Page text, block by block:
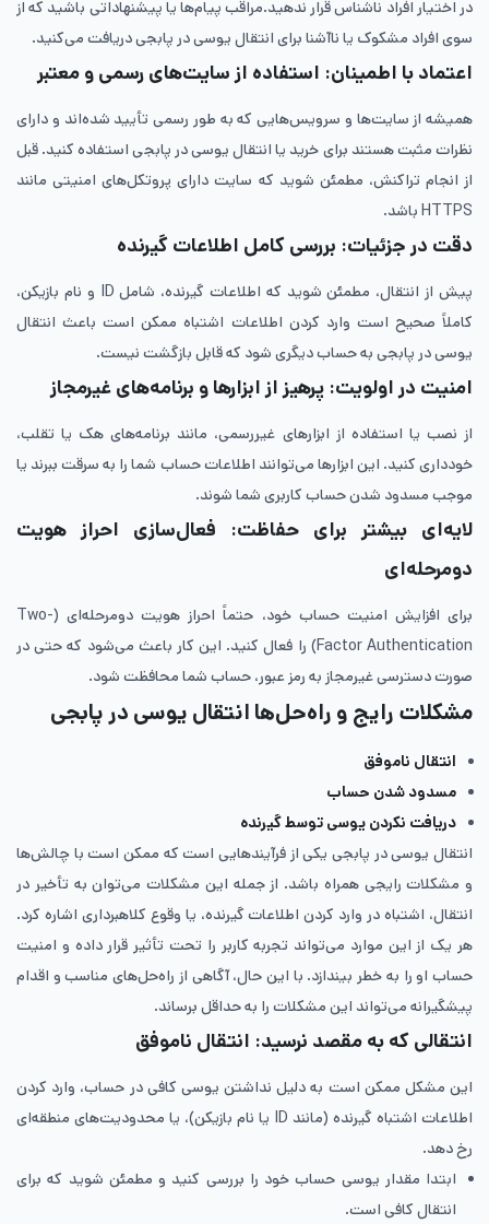
در اختیار افراد ناشناس قرار ندهید.مراقب پیام‌ها یا پیشنهاداتی باشید که از
سوی افراد مشکوک یا ناآشنا برای انتقال یوسی در پابجی دریافت می‌کنید.
اعتماد با اطمینان: استفاده از سایت‌های رسمی و معتبر
همیشه از سایت‌ها و سرویس‌هایی که به طور رسمی تأیید شده‌اند و دارای
نظرات مثبت هستند برای خرید یا انتقال یوسی در پابجی استفاده کنید. قبل
از انجام تراکنش، مطمئن شوید که سایت دارای پروتکل‌های امنیتی مانند
HTTPS باشد.
دقت در جزئیات: بررسی کامل اطلاعات گیرنده
پیش از انتقال، مطمئن شوید که اطلاعات گیرنده، شامل ID و نام بازیکن،
کاملاً صحیح است وارد کردن اطلاعات اشتباه ممکن است باعث انتقال
یوسی در پابجی به حساب دیگری شود که قابل بازگشت نیست.
امنیت در اولویت: پرهیز از ابزارها و برنامه‌های غیرمجاز
از نصب یا استفاده از ابزارهای غیررسمی، مانند برنامه‌های هک یا تقلب،
خودداری کنید. این ابزارها می‌توانند اطلاعات حساب شما را به سرقت ببرند یا
موجب مسدود شدن حساب کاربری شما شوند.
لایه‌ای بیشتر برای حفاظت: فعال‌سازی احراز هویت
دومرحله‌ای
برای افزایش امنیت حساب خود، حتماً احراز هویت دومرحله‌ای (Two-
Factor Authentication) را فعال کنید. این کار باعث می‌شود که حتی در
صورت دسترسی غیرمجاز به رمز عبور، حساب شما محافظت شود.
مشکلات رایج و راه‌حل‌ها انتقال یوسی در پابجی
انتقال ناموفق
مسدود شدن حساب
دریافت نکردن یوسی توسط گیرنده
انتقال یوسی در پابجی یکی از فرآیندهایی است که ممکن است با چالش‌ها
و مشکلات رایجی همراه باشد. از جمله این مشکلات می‌توان به تأخیر در
انتقال، اشتباه در وارد کردن اطلاعات گیرنده، یا وقوع کلاهبرداری اشاره کرد.
هر یک از این موارد می‌تواند تجربه کاربر را تحت تأثیر قرار داده و امنیت
حساب او را به خطر بیندازد. با این حال، آگاهی از راه‌حل‌های مناسب و اقدام
پیشگیرانه می‌تواند این مشکلات را به حداقل برساند.
انتقالی که به مقصد نرسید: انتقال ناموفق
این مشکل ممکن است به دلیل نداشتن یوسی کافی در حساب، وارد کردن
اطلاعات اشتباه گیرنده (مانند ID یا نام بازیکن)، یا محدودیت‌های منطقه‌ای
رخ دهد.
ابتدا مقدار یوسی حساب خود را بررسی کنید و مطمئن شوید که برای
انتقال کافی است.